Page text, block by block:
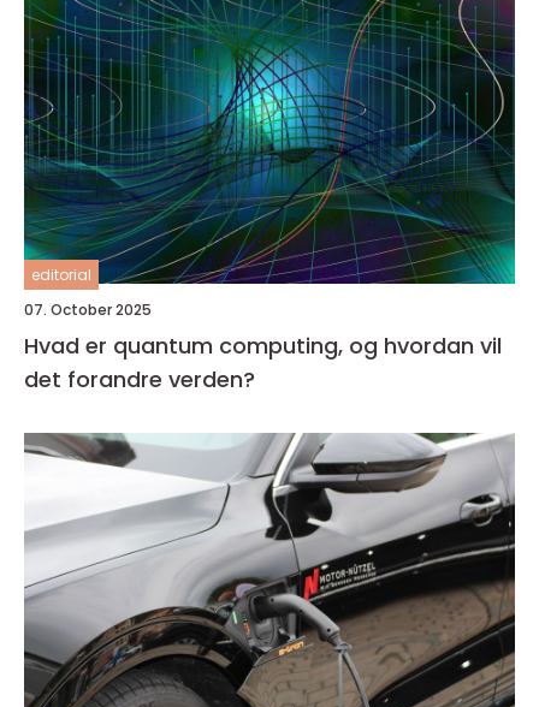
editorial
07. October 2025
Hvad er quantum computing, og hvordan vil
det forandre verden?